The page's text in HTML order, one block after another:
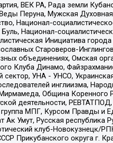
ВЕК РА, Рада земли
Перуна, Мужская
Национал-
Национал-
Инициатива
Староверов-
объединениях, Омская
Клуба Динамо,
УНА - УНСО,
инглиизма,
Община Коренного
деятельности,
МПГ, Курсом Правды и
Ак Умут, Русская
клуб-
Прикубанского округа г.